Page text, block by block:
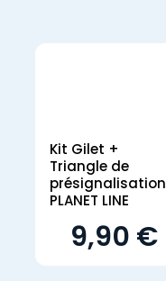
Kit Gilet +
Triangle de
présignalisation
PLANET LINE
9,90 €